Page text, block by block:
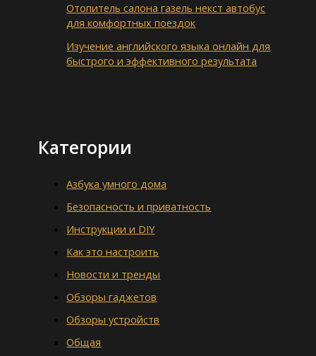
Отопитель салона газель некст автобус
для комфортных поездок
Изучение английского языка онлайн для
быстрого и эффективного результата
Категории
Азбука умного дома
Безопасность и приватность
Инструкции и DIY
Как это настроить
Новости и тренды
Обзоры гаджетов
Обзоры устройств
Общая